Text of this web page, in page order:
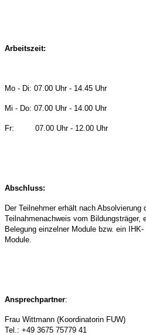
Arbeitszeit:
Mo - Di: 07.00 Uhr - 14.45 Uhr
Mi - Do: 07.00 Uhr - 14.00 Uhr
Fr: 07.00 Uhr - 12.00 Uhr
Abschluss:
Der Teilnehmer erhält nach Absolvierung
Teilnahmenachweis vom Bildungsträger,
Belegung einzelner Module bzw. ein
Module.
Ansprechpartner:
Frau Wittmann (Koordinatorin FUW)
Tel.: +49 3675 75779 41